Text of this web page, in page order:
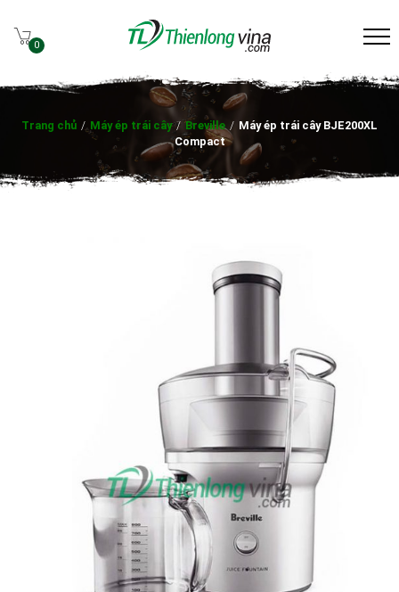
0
Trang chủ / Máy ép trái cây / Breville / Máy ép trái cây BJE200XL
Compact